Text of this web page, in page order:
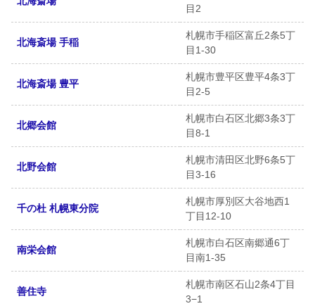
目2
北海斎場 手稲
札幌市手稲区富丘2条5丁
目1-30
北海斎場 豊平
札幌市豊平区豊平4条3丁
目2-5
北郷会館
札幌市白石区北郷3条3丁
目8-1
北野会館
札幌市清田区北野6条5丁
目3-16
千の杜 札幌東分院
札幌市厚別区大谷地西1
丁目12-10
南栄会館
札幌市白石区南郷通6丁
目南1-35
善住寺
札幌市南区石山2条4丁目
3−1